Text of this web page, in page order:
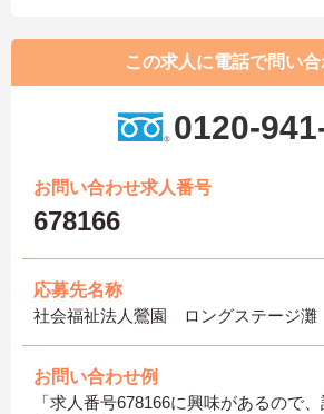
この求人に電話で問い
0120-
お問い合わせ求人番号
678166
応募先名称
社会福祉法人鶯園 ロングステージ灘
お問い合わせ例
「求人番号678166に興味があるので